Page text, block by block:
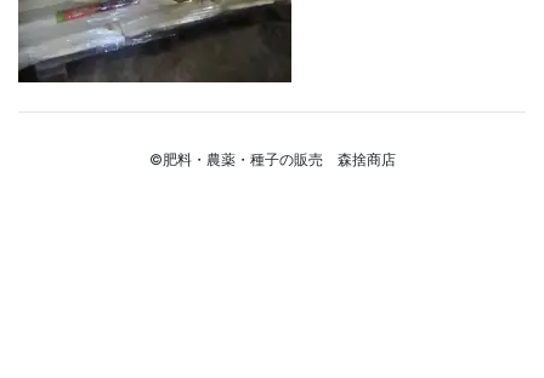
©肥料・農薬・種子の販売 森捨商店